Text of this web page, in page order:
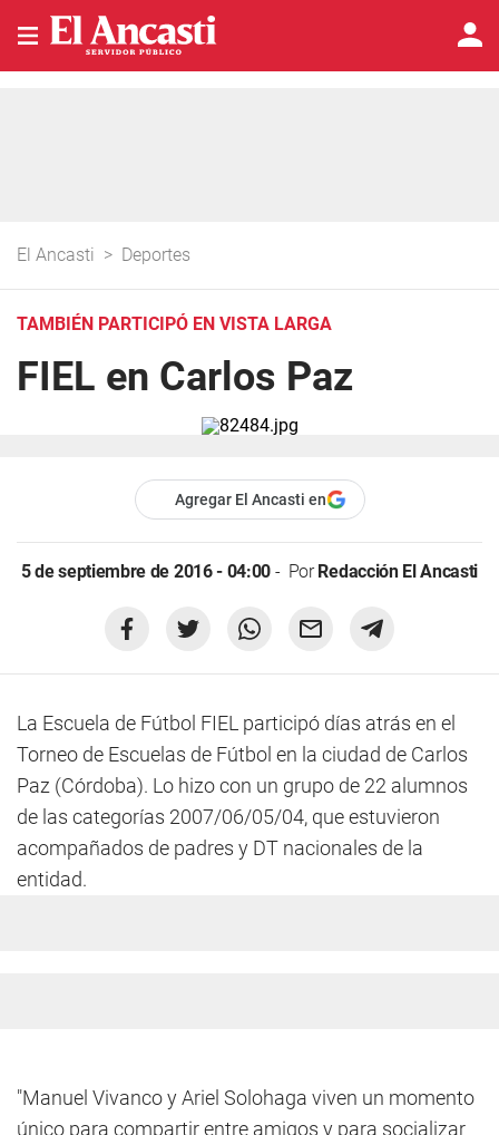
El Ancasti > Deportes
TAMBIÉN PARTICIPÓ EN VISTA LARGA
FIEL en Carlos Paz
Agregar El Ancasti en
5 de septiembre de 2016 - 04:00 PorRedacción El Ancasti
La Escuela de Fútbol FIEL participó días atrás en el
Torneo de Escuelas de Fútbol en la ciudad de Carlos
Paz (Córdoba). Lo hizo con un grupo de 22 alumnos
de las categorías 2007/06/05/04, que estuvieron
acompañados de padres y DT nacionales de la
entidad.
"Manuel Vivanco y Ariel Solohaga viven un momento
único para compartir entre amigos y para socializar